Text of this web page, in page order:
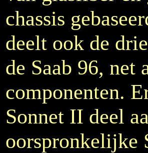
chassis
deelt ook de
de Saab 96, net
componenten.
Sonnet II deel
oorspronkelijke